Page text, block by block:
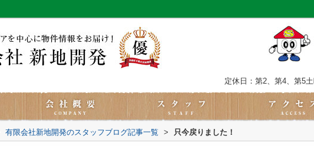
定休日：第2、第4、第5
有限会社新地開発のスタッフブログ記事一覧 > 只今戻りました！